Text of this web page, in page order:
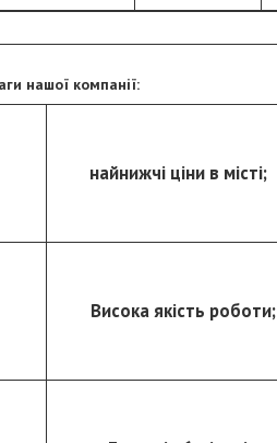
нашої компанії:
найнижчі ціни в місті;
Висока якість роботи;